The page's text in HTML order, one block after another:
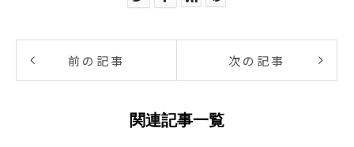
前の記事 次の記事
関連記事一覧